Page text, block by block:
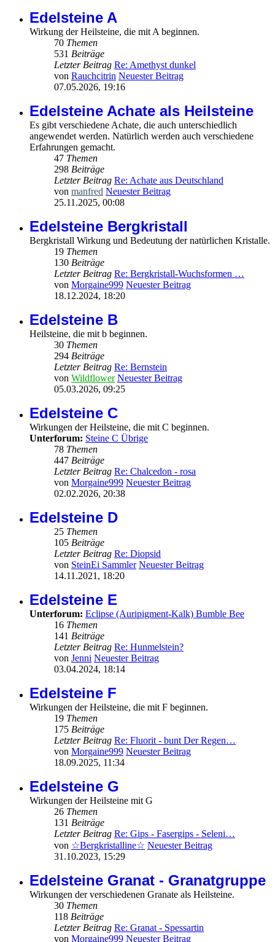
Edelsteine A
Wirkung der Heilsteine, die mit A beginnen.
70 Themen
531 Beiträge
Letzter Beitrag Re: Amethyst dunkel
von Rauchcitrin Neuester Beitrag
07.05.2026, 19:16
Edelsteine Achate als Heilsteine
Es gibt verschiedene Achate, die auch unterschiedlich
angewendet werden. Natürlich werden auch verschiedene
Erfahrungen gemacht.
47 Themen
298 Beiträge
Letzter Beitrag Re: Achate aus Deutschland
von manfred Neuester Beitrag
25.11.2025, 00:08
Edelsteine Bergkristall
Bergkristall Wirkung und Bedeutung der natürlichen Kristalle.
19 Themen
130 Beiträge
Letzter Beitrag Re: Bergkristall-Wuchsformen …
von Morgaine999 Neuester Beitrag
18.12.2024, 18:20
Edelsteine B
Heilsteine, die mit b beginnen.
30 Themen
294 Beiträge
Letzter Beitrag Re: Bernstein
von Wildflower Neuester Beitrag
05.03.2026, 09:25
Edelsteine C
Wirkungen der Heilsteine, die mit C beginnen.
Unterforum: Steine C Übrige
78 Themen
447 Beiträge
Letzter Beitrag Re: Chalcedon - rosa
von Morgaine999 Neuester Beitrag
02.02.2026, 20:38
Edelsteine D
25 Themen
105 Beiträge
Letzter Beitrag Re: Diopsid
von SteinEi Sammler Neuester Beitrag
14.11.2021, 18:20
Edelsteine E
Unterforum: Eclipse (Auripigment-Kalk) Bumble Bee
16 Themen
141 Beiträge
Letzter Beitrag Re: Hunmelstein?
von Jenni Neuester Beitrag
03.04.2024, 18:14
Edelsteine F
Wirkungen der Heilsteine, die mit F beginnen.
19 Themen
175 Beiträge
Letzter Beitrag Re: Fluorit - bunt Der Regen…
von Morgaine999 Neuester Beitrag
18.09.2025, 11:34
Edelsteine G
Wirkungen der Heilsteine mit G
26 Themen
131 Beiträge
Letzter Beitrag Re: Gips - Fasergips - Seleni…
von ☆Bergkristalline☆ Neuester Beitrag
31.10.2023, 15:29
Edelsteine Granat - Granatgruppe
Wirkungen der verschiedenen Granate als Heilsteine.
30 Themen
118 Beiträge
Letzter Beitrag Re: Granat - Spessartin
von Morgaine999 Neuester Beitrag